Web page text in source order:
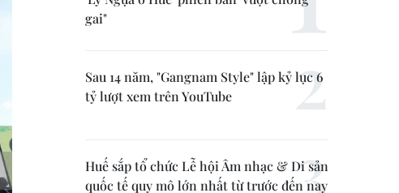
gai"
Sau 14 năm, "Gangnam Style" lập kỷ lục 6
tỷ lượt xem trên YouTube
Huế sắp tổ chức Lễ hội Âm nhạc & Di sản
quốc tế quy mô lớn nhất từ trước đến nay